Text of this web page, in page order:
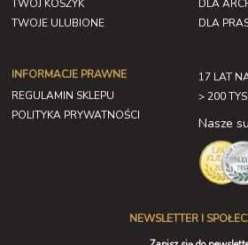
TWÓJ KOSZYK
TWOJE ULUBIONE
INFORMACJE PRAWNE
REGULAMIN SKLEPU
POLITYKA PRYWATNOŚCI
DLA
DLA
17 LAT
> 200
Nasze
NEWSLETTER I